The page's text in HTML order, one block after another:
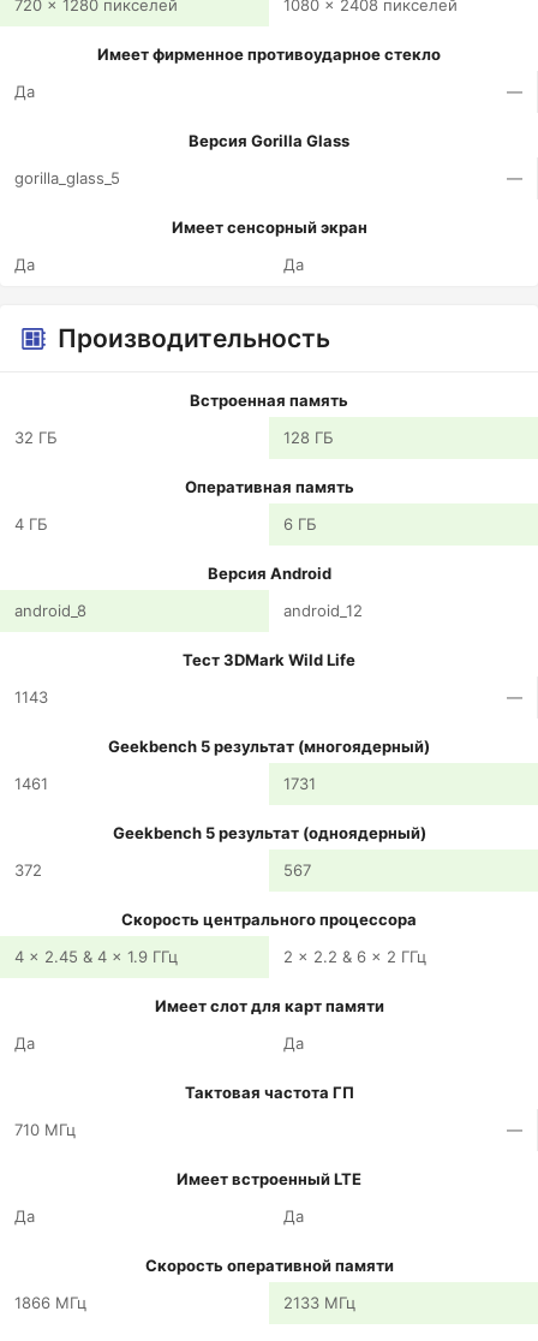
720 x 1280 пикселей 1080 x 2408 пикселей
Имеет фирменное противоударное стекло
Да
—
Версия Gorilla Glass
gorilla_glass_5
—
Имеет сенсорный экран
Да
Да
Производительность
Встроенная память
32 ГБ
128 ГБ
Оперативная память
4 ГБ
6 ГБ
Версия Android
android_8
android_12
Тест 3DMark Wild Life
1143
—
Geekbench 5 результат (многоядерный)
1461
1731
Geekbench 5 результат (одноядерный)
372
567
Скорость центрального процессора
4 x 2.45 & 4 x 1.9 ГГц
2 x 2.2 & 6 x 2 ГГц
Имеет слот для карт памяти
Да
Да
Тактовая частота ГП
710 МГц
—
Имеет встроенный LTE
Да
Да
Скорость оперативной памяти
1866 МГц
2133 МГц